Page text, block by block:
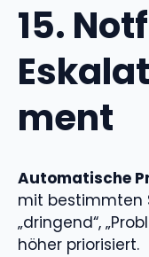
15.
ment
Automatische
mit bestimmten
„dringend“,
höher priorisiert.